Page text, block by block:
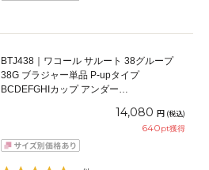
BTJ438｜ワコール サルート 38グループ
38G ブラジャー単品 P-upタイプ
BCDEFGHIカップ アンダー
14,080 円 (税込)
640pt獲得